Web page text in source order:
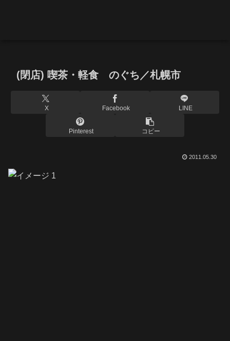
(閉店) 喫茶・軽食 のぐち／札幌市
X Facebook LINE
Pinterest コピー
2011.05.30